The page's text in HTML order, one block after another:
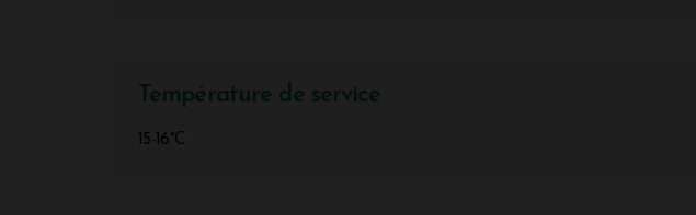
Température de service
15-16°C